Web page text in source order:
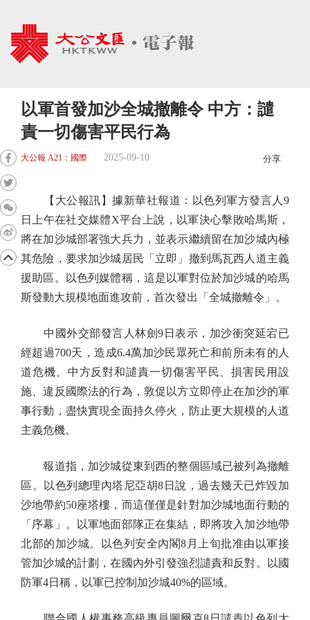
以軍首發加沙全城撤離令 中方：譴
責一切傷害平民行為
大公報 A21：國際 2025-09-10 分享
【大公報訊】據新華社報道：以色列軍方發言人9
日上午在社交媒體X平台上說，以軍決心擊敗哈馬斯，
將在加沙城部署強大兵力，並表示繼續留在加沙城內極
其危險，要求加沙城居民「立即」撤到馬瓦西人道主義
援助區。以色列媒體稱，這是以軍對位於加沙城的哈馬
斯發動大規模地面進攻前，首次發出「全城撤離令」。
中國外交部發言人林劍9日表示，加沙衝突延宕已
經超過700天，造成6.4萬加沙民眾死亡和前所未有的人
道危機。中方反對和譴責一切傷害平民、損害民用設
施、違反國際法的行為，敦促以方立即停止在加沙的軍
事行動，盡快實現全面持久停火，防止更大規模的人道
主義危機。
報道指，加沙城從東到西的整個區域已被列為撤離
區。以色列總理內塔尼亞胡8日說，過去幾天已炸毀加
沙地帶約50座塔樓，而這僅僅是針對加沙城地面行動的
「序幕」。以軍地面部隊正在集結，即將攻入加沙地帶
北部的加沙城。以色列安全內閣8月上旬批准由以軍接
管加沙城的計劃，在國內外引發強烈譴責和反對。以國
防軍4日稱，以軍已控制加沙城40%的區域。